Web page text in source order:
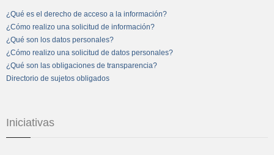
¿Qué es el derecho de acceso a la información?
¿Cómo realizo una solicitud de información?
¿Qué son los datos personales?
¿Cómo realizo una solicitud de datos personales?
¿Qué son las obligaciones de transparencia?
Directorio de sujetos obligados
Iniciativas